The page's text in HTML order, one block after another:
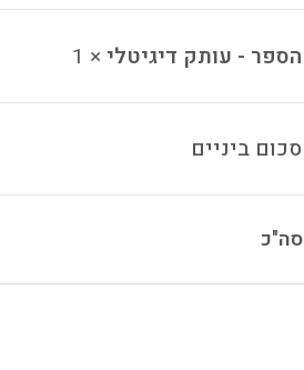
הספר - עותק דיגיטלי × 1
סכום ביניים
סה"כ